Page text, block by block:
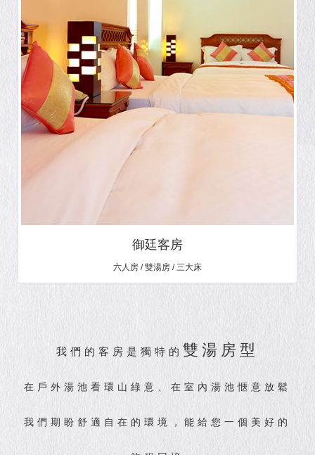
御廷客房
六人房 / 雙湯房 / 三大床
我們的客房是獨特的 雙湯房型
在戶外湯池看環山綠意、在室內湯池愜意放鬆
我們期盼舒適自在的環境，能給您一個美好的